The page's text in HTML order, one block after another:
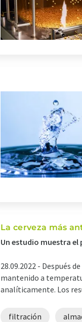
La cerveza más
Un estudio muestra el
28.09.2022 - Después
mantenido a
analíticamente. Los
filtración